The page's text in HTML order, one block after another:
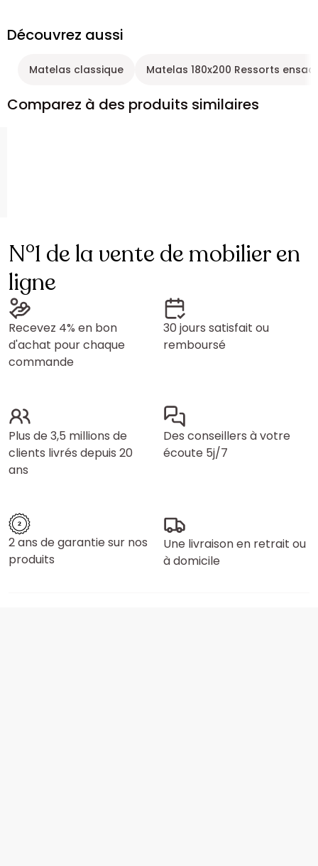
Découvrez aussi
Matelas classique Matelas 180x200 Ressorts
Comparez à des produits similaires
N°1 de la vente de mobilier en
ligne
Recevez 4% en bon
d'achat pour chaque
commande
30 jours satisfait ou
remboursé
Plus de 3,5 millions de
clients livrés depuis 20
ans
Des conseillers à votre
écoute 5j/7
2 ans de garantie sur nos
produits
Une livraison en retrait ou
à domicile